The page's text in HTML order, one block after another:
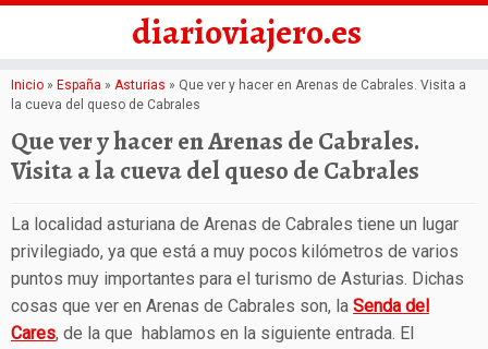
Saltar
al
contenido
diarioviajero.es
Inicio » España » Asturias » Que ver y hacer en Arenas de Cabrales. Visita a
la cueva del queso de Cabrales
Que ver y hacer en Arenas de Cabrales.
Visita a la cueva del queso de Cabrales
La localidad asturiana de Arenas de Cabrales tiene un lugar
privilegiado, ya que está a muy pocos kilómetros de varios
puntos muy importantes para el turismo de Asturias. Dichas
cosas que ver en Arenas de Cabrales son, la Senda del
Cares, de la que hablamos en la siguiente entrada. El